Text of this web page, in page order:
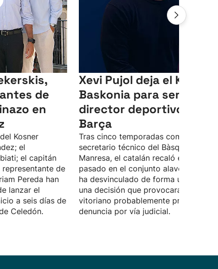
de
en
Kosner
el
el capitán
representante de
Pereda han
lanzar el
a seis días de
Celedón.
Xevi Pujol deja el Kosner
Baskonia para ser
director deportivo del
Barça
Tras cinco temporadas como
secretario técnico del Bàsquet
Manresa, el catalán recaló el curso
pasado en el conjunto alavés. Pujol
ha desvinculado de forma unilateral,
una decisión que provocará que el
vitoriano probablemente presente
denuncia por vía judicial.